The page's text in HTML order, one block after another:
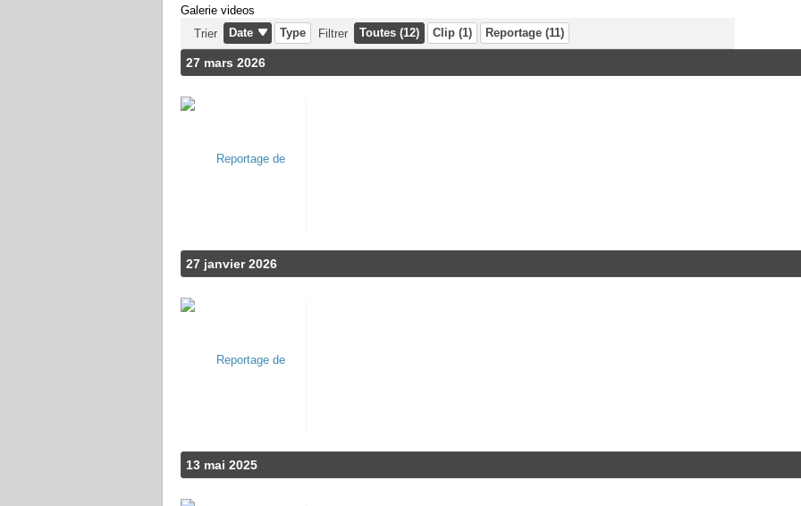
Galerie videos
Trier
Date Type Filtrer Toutes (12) Clip (1) Reportage (11)
27 mars 2026
27 janvier 2026
13 mai 2025